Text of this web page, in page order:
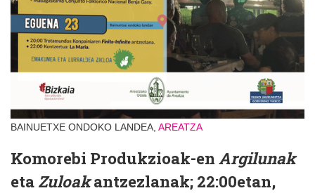
BAINUETXE ONDOKO LANDEA, AREATZA
Komorebi Produkzioak-en Argilunak
eta Zuloakantzezlanak; 22:00etan,